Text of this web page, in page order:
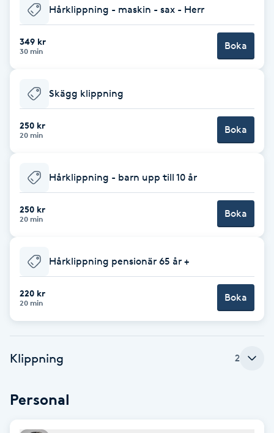
Babylights
Balayage
Bambumassage
Barber
Barnklippning
BIAB
Bottenfärg
Brynformning
Brynplockning
Bröllopsuppsättning
Hårklippning - maskin - sax - Herr
349 kr
30 min Boka
Skägg klippning
250 kr
20 min Boka
Hårklippning - barn upp till 10 år
250 kr
20 min Boka
Hårklippning pensionär 65 år +
220 kr
20 min Boka
Klippning 2
Personal